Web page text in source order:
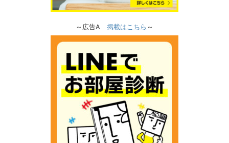
～広告A 掲載はこちら ～